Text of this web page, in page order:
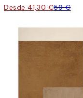
Desde 41,30 €59 €